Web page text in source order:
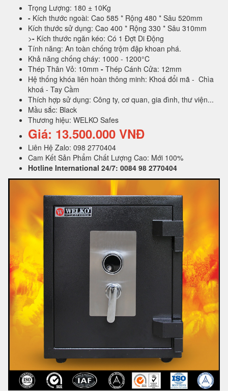
Trọng Lượng: 180 ± 10Kg
- Kích thước ngoài: Cao 585 * Rộng 480 * Sâu 520mm
Kích thước sử dụng: Cao 400 * Rộng 330 * Sâu 310mm
>- Kích thước ngăn kéo: Có 1 Đợt Di Động
Tính năng: An toàn chống trộm đập khoan phá.
Khả năng chống cháy: 1000 - 1200°C
Thép Thân Vỏ: 10mm - Thép Cánh Cửa: 12mm
Hệ thống khóa liên hoàn thông minh: Khoá đổi mã - Chìa
khoá - Tay Cầm
Thích hợp sử dụng: Công ty, cơ quan, gia đình, thư viện...
Mầu sắc: Black
Thương hiệu: WELKO Safes
Giá: 13.500.000 VNĐ
Liên Hệ Zalo: 098 2770404
Cam Kết Sản Phẩm Chất Lượng Cao: Mới 100%
Hotline International 24/7: 0084 98 2770404